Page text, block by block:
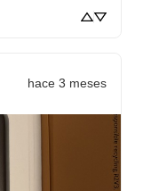
hace 3 meses